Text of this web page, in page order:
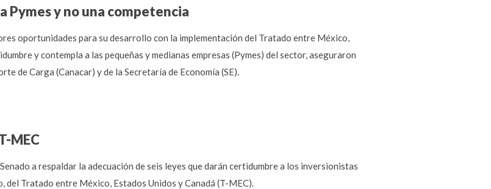
Pymes y no una competencia
oportunidades para su desarrollo con la implementación del Tratado entre México,
y contempla a las pequeñas y medianas empresas (Pymes) del sector, aseguraron
de Carga (Canacar) y de la Secretaría de Economía (SE).
MEC
a respaldar la adecuación de seis leyes que darán certidumbre a los inversionistas
del Tratado entre México, Estados Unidos y Canadá (T-MEC).